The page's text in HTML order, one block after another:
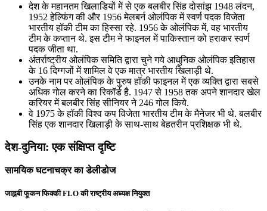
देश के महानतम खिलाडियों में से एक बलबीर सिंह दोसांझ 1948 लंदन,
1952 हेल्फिंग की और 1956 मेलबर्न ओलंपिक में स्वर्ण पदक विजेता
भारतीय हॉकी टीम का हिस्सा रहे. 1956 के ओलंपिक में, वह भारतीय
टीम के कप्तान थे. इस टीम ने फाइनल में पाकिस्तान को हराकर स्वर्ण
पदक जीता था.
अंतर्राष्ट्रीय ओलंपिक समिति द्वारा चुने गये आधुनिक ओलंपिक इतिहास
के 16 दिग्गजों में शामिल वे एक मात्र भारतीय खिलाड़ी थे.
उनके नाम पर ओलंपिक के पुरुष हॉकी फाइनल में एक व्यक्ति द्वारा सबसे
अधिक गोल करने का रिकॉर्ड है. 1947 से 1958 तक अपने शानदार खेल
करियर में बलबीर सिंह सीनियर ने 246 गोल किये.
वे 1975 के हॉकी विश्व कप विजेता भारतीय टीम के मैनेजर भी थे. बलबीर
सिंह एक शानदार खिलाड़ी के साथ-साथ बेहतरीन प्रशिक्षक भी थे.
देश-दुनिया: एक संक्षिप्त दृष्टि
सामयिक घटनाचक्र का डेलीडोज
जाह्नबी फूकन फिक्की FLO की राष्ट्रीय अध्यक्ष नियुक्त